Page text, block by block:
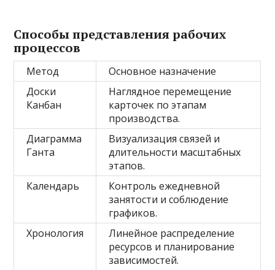
Способы представления рабочих
процессов
Метод
Основное назначение
Доски
Канбан
Наглядное перемещение
карточек по этапам
производства.
Диаграмма
Ганта
Визуализация связей и
длительности масштабных
этапов.
Календарь
Контроль ежедневной
занятости и соблюдение
графиков.
Хронология
Линейное распределение
ресурсов и планирование
зависимостей.